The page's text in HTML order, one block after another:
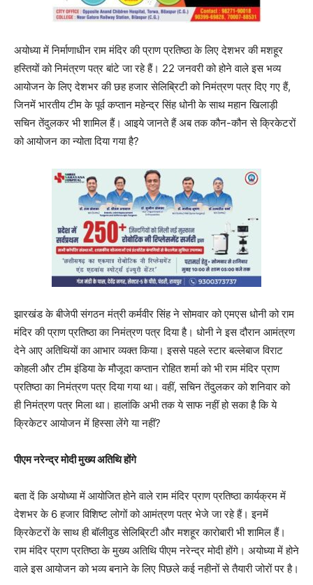
अयोध्या में निर्माणाधीन राम मंदिर की प्राण प्रतिष्ठा के लिए देशभर की मशहूर
हस्तियों को निमंत्रण पत्र बांटे जा रहे हैं। 22 जनवरी को होने वाले इस भव्‍य
आयोजन के लिए देशभर की छह हजार सेलिब्रिटी को निमंत्रण पत्र दिए गए हैं,
जिनमें भारतीय टीम के पूर्व कप्तान महेन्द्र सिंह धोनी के साथ महान खिलाड़ी
सचिन तेंदुलकर भी शामिल हैं। आइये जानते हैं अब तक कौन-कौन से क्रिकेटरों
को आयोजन का न्‍योता दिया गया है?
झारखंड के बीजेपी संगठन मंत्री कर्मवीर सिंह ने सोमवार को एमएस धोनी को राम
मंदिर की प्राण प्रतिष्ठा का निमंत्रण पत्र दिया है। धोनी ने इस दौरान आमंत्रण
देने आए अतिथियों का आभार व्‍यक्‍त किया। इससे पहले स्‍टार बल्‍लेबाज विराट
कोहली और टीम इंडिया के मौजूदा कप्‍तान रोहित शर्मा को भी राम मंदिर प्राण
प्रतिष्ठा का निमंत्रण पत्र दिया गया था। वहीं, सचिन तेंदुलकर को शनिवार को
ही निमंत्रण पत्र मिला था। हालांकि अभी तक ये साफ नहीं हो सका है कि ये
क्रिकेटर आयोजन में हिस्‍सा लेंगे या नहीं?
पीएम नरेन्द्र मोदी मुख्य अतिथि होंगे
बता दें कि अयोध्या में आयोजित होने वाले राम मंदिर प्राण प्रतिष्ठा कार्यक्रम में
देशभर के 6 हजार विशिष्ट लोगों को आमंत्रण पत्र भेजे जा रहे हैं। इनमें
क्रिकेटरों के साथ ही बॉलीवुड सेलिब्रिटी और मशहूर कारोबारी भी शामिल हैं।
राम मंदिर प्राण प्रतिष्ठा के मुख्य अतिथि पीएम नरेन्द्र मोदी होंगे। अयोध्‍या में होने
वाले इस आयोजन को भव्‍य बनाने के लिए पिछले कई नहीनों से तैयारी जोरों पर है।